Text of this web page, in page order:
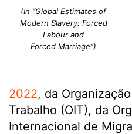
(In “Global Estimates of
Modern Slavery: Forced
Labour and
Forced Marriage”)
2022, da
Trabalho (OIT), da
Internacional de